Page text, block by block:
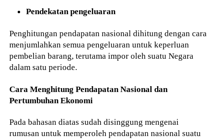
Pendekatan pengeluaran
Penghitungan pendapatan nasional dihitung dengan cara
menjumlahkan semua pengeluaran untuk keperluan
pembelian barang, terutama impor oleh suatu Negara
dalam satu periode.
Cara Menghitung Pendapatan Nasional dan
Pertumbuhan Ekonomi
Pada bahasan diatas sudah disinggung mengenai
rumusan untuk memperoleh pendapatan nasional suatu